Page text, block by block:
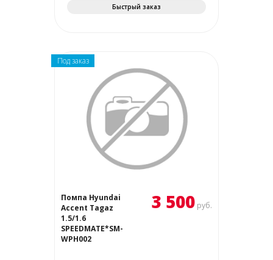
Быстрый заказ
Под заказ
Помпа Hyundai
Accent Tagaz
1.5/1.6
SPEEDMATE*SM-
WPH002
3 500 руб.